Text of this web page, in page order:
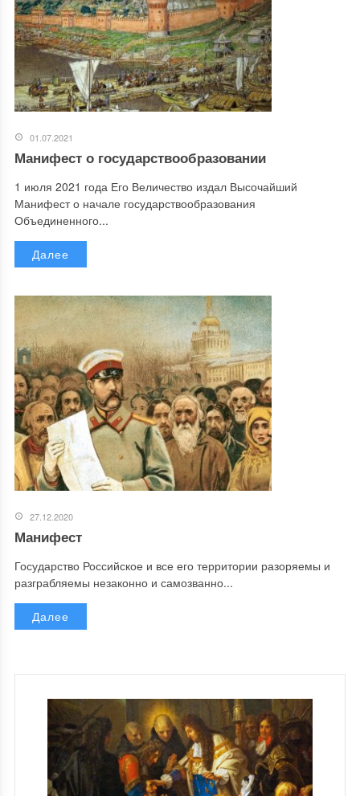
01.07.2021
Манифест о государствообразовании
1 июля 2021 года Его Величество издал Высочайший
Манифест о начале государствообразования
Объединенного...
Далее
27.12.2020
Манифест
Государство Российское и все его территории разоряемы и
разграбляемы незаконно и самозванно...
Далее